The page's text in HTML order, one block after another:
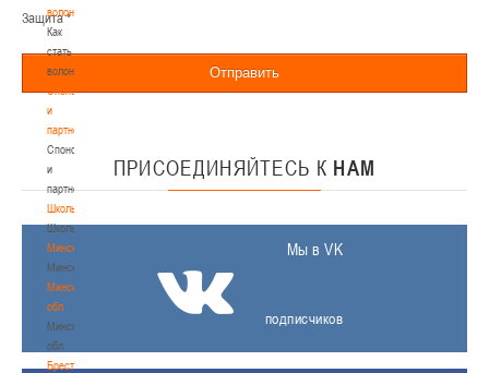
волонтером
Как
стать
волонтером
Спонсоры
и
партнеры
Спонсоры
и
партнеры
Школы
Школы
Минск
Минск
Минская
обл
Минская
обл
Брестская
Защита*
Отправить
ПРИСОЕДИНЯЙТЕСЬ К НАМ
Мы в VK
подписчиков